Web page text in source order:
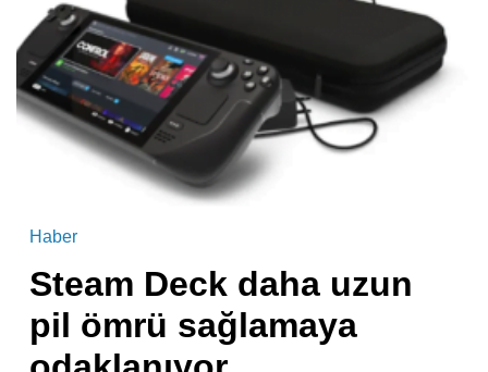
Haber
Steam Deck daha uzun
pil ömrü sağlamaya